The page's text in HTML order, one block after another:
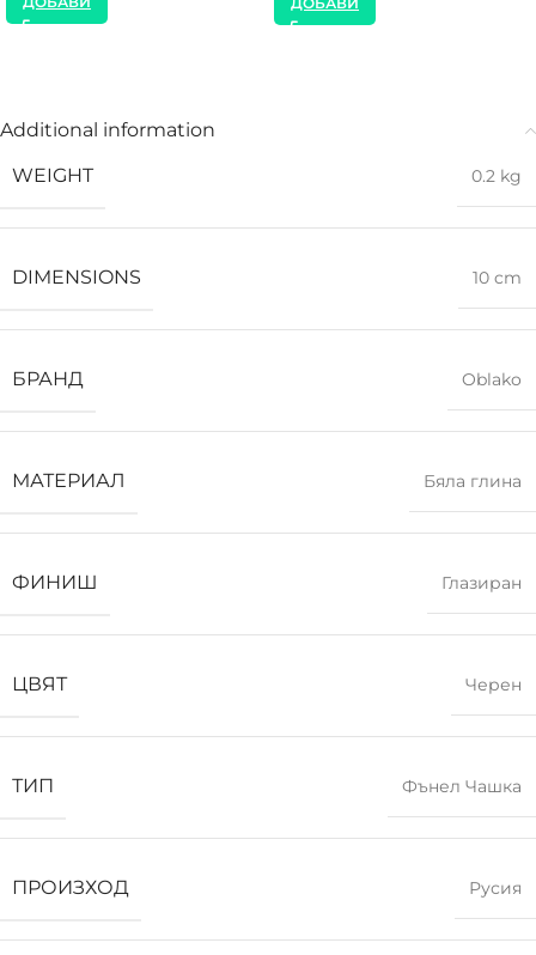
Additional information
WEIGHT
0.2 kg
DIMENSIONS 10 cm
БРАНД Oblako
МАТЕРИАЛ Бяла глина
ФИНИШ Глазиран
ЦВЯТ Черен
ТИП Фънел Чашка
ПРОИЗХОД Русия